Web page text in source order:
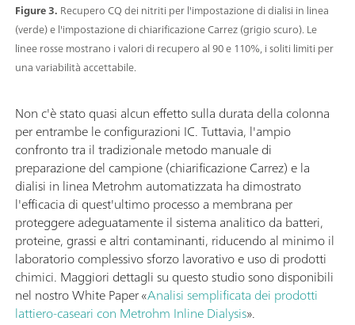
Figure 3. Recupero CQ dei nitriti per l'impostazione di dialisi in linea
(verde) e l'impostazione di chiarificazione Carrez (grigio scuro). Le
linee rosse mostrano i valori di recupero al 90 e 110%, i soliti limiti per
una variabilità accettabile.
Non c'è stato quasi alcun effetto sulla durata della colonna
per entrambe le configurazioni IC. Tuttavia, l'ampio
confronto tra il tradizionale metodo manuale di
preparazione del campione (chiarificazione Carrez) e la
dialisi in linea Metrohm automatizzata ha dimostrato
l'efficacia di quest'ultimo processo a membrana per
proteggere adeguatamente il sistema analitico da batteri,
proteine, grassi e altri contaminanti, riducendo al minimo il
laboratorio complessivo sforzo lavorativo e uso di prodotti
chimici. Maggiori dettagli su questo studio sono disponibili
nel nostro White Paper «Analisi semplificata dei prodotti
lattiero-caseari con Metrohm Inline Dialysis».